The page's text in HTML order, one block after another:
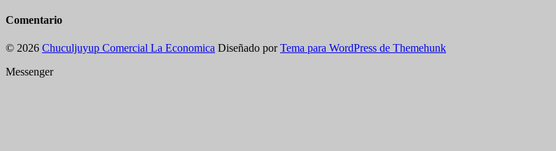
Comentario
© 2026 Chuculjuyup Comercial La Economica Diseñado por Tema para WordPress de Themehunk
Messenger